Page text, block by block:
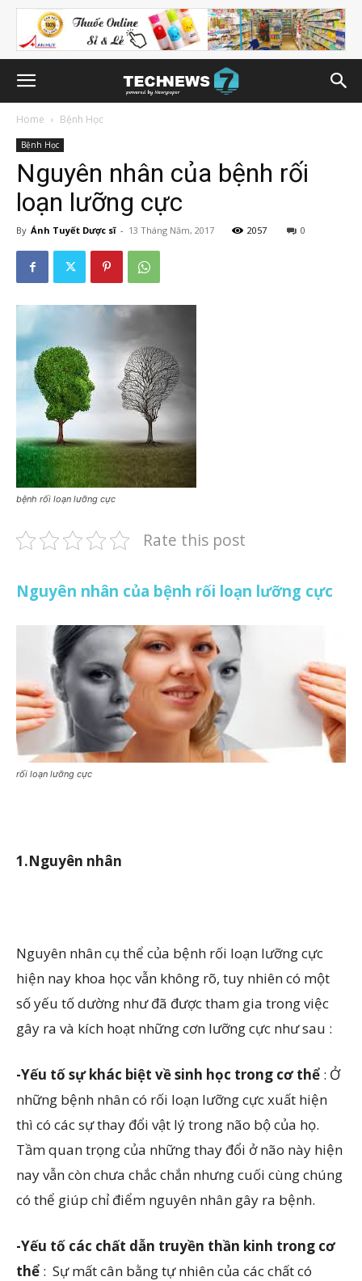
Home Bệnh Học
Bệnh Học
Nguyên nhân của bệnh rối
loạn lưỡng cực
By Ánh Tuyết Dược sĩ - 13 Tháng Năm, 2017 2057 0
bệnh rối loạn lưỡng cực
Rate this post
Nguyên nhân của bệnh rối loạn lưỡng cực
rối loạn lưỡng cực
1.Nguyên nhân
Nguyên nhân cụ thể của bệnh rối loạn lưỡng cực
hiện nay khoa học vẫn không rõ, tuy nhiên có một
số yếu tố dường như đã được tham gia trong việc
gây ra và kích hoạt những cơn lưỡng cực như sau :
-Yếu tố sự khác biệt về sinh học trong cơ thể : Ở
những bệnh nhân có rối loạn lưỡng cực xuất hiện
thì có các sự thay đổi vật lý trong não bộ của họ.
Tầm quan trọng của những thay đổi ở não này hiện
nay vẫn còn chưa chắc chắn nhưng cuối cùng chúng
có thể giúp chỉ điểm nguyên nhân gây ra bệnh.
-Yếu tố các chất dẫn truyền thần kinh trong cơ
thể : Sự mất cân bằng tự nhiên của các chất có